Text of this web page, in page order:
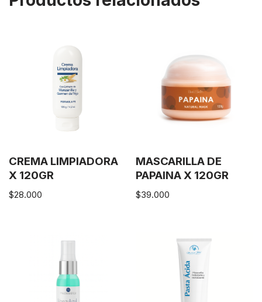
CREMA LIMPIADORA
X 120GR
$28.000
MASCARILLA DE
PAPAINA X 120GR
$39.000